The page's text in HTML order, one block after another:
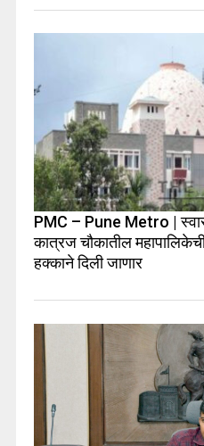
PMC – Pune Metro |
कात्रज चौकातील
हक्काने दिली जाणार